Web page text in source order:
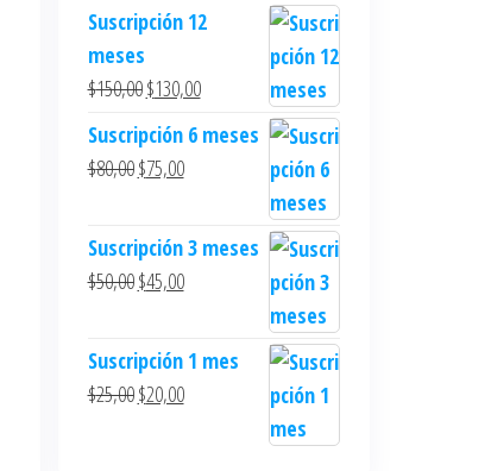
Suscripción 12
meses
$150,00$130,00
Suscripción 6 meses
$80,00$75,00
Suscripción 3 meses
$50,00$45,00
Suscripción 1 mes
$25,00$20,00